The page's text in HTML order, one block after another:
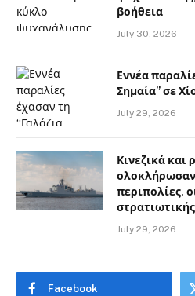
βοήθεια
July 30, 2026
Εννέα
Σημαία” σε
July 29, 2026
Κινεζικά
ολοκλήρωσαν
περιπολίες,
July 29, 2026
Facebook